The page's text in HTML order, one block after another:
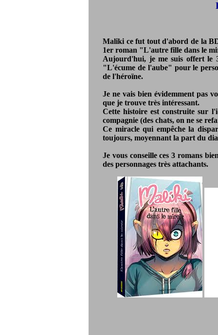
Maliki ce fut tout d'abord de la
1er roman "L'autre fille dans le
Aujourd'hui, je me suis offert le
"L'écume de l'aube" pour le
de l'héroïne.
Je ne vais bien évidemment pas
que je trouve très intéressant.
Cette histoire est construite sur
compagnie (des chats, on ne se
Ce miracle qui empêche la
toujours, moyennant la part du
Je vous conseille ces 3 romans
des personnages très attachants.